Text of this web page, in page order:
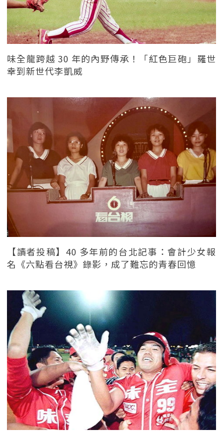
味全龍跨越 30 年的內野傳承！「紅色巨砲」羅世
幸到新世代李凱威
【讀者投稿】40 多年前的台北記事：會計少女報
名《六點看台視》錄影，成了難忘的青春回憶